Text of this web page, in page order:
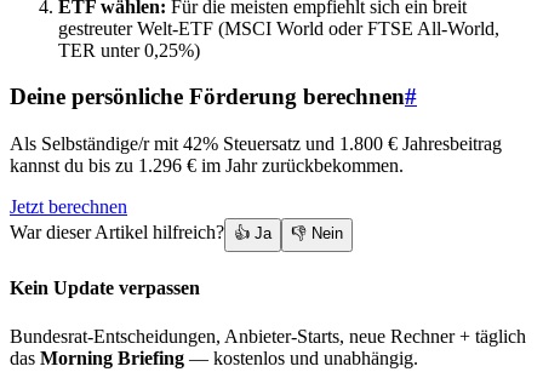
ETF wählen: Für die meisten empfiehlt sich ein breit
gestreuter Welt-ETF (MSCI World oder FTSE All-World,
TER unter 0,25%)
Deine persönliche Förderung berechnen#
Als Selbständige/r mit 42% Steuersatz und 1.800 € Jahresbeitrag
kannst du bis zu 1.296 € im Jahr zurückbekommen.
Jetzt berechnen
War dieser Artikel hilfreich? 👍 Ja 👎 Nein
Kein Update verpassen
Bundesrat-Entscheidungen, Anbieter-Starts, neue Rechner + täglich
das Morning Briefing — kostenlos und unabhängig.